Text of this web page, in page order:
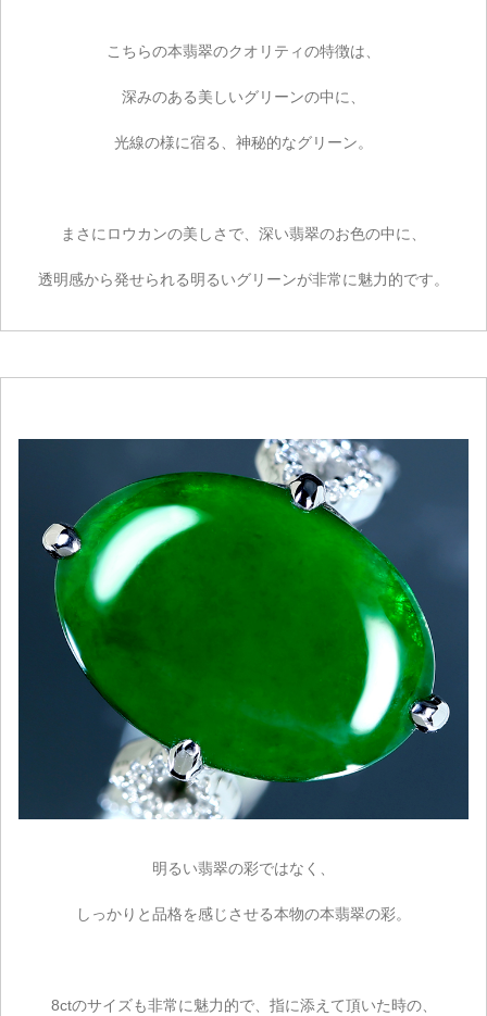
こちらの本翡翠のクオリティの特徴は、
深みのある美しいグリーンの中に、
光線の様に宿る、神秘的なグリーン。
まさにロウカンの美しさで、深い翡翠のお色の中に、
透明感から発せられる明るいグリーンが非常に魅力的です。
明るい翡翠の彩ではなく、
しっかりと品格を感じさせる本物の本翡翠の彩。
8ctのサイズも非常に魅力的で、指に添えて頂いた時の、